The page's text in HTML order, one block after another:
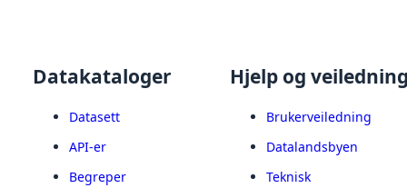
Datakataloger
Datasett
API-er
Begreper
Hjelp og
Brukerveiledning
Datalandsbyen
Teknisk